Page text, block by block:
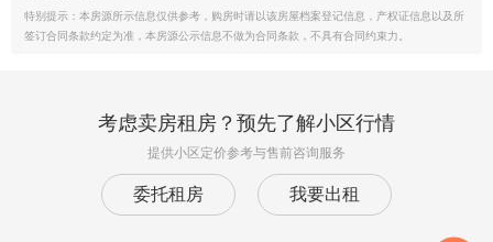
特别提示：本房源所示信息仅供参考，购房时请以该房屋档案登记信息，产权证信息以及所
签订合同条款约定为准，本房源公示信息不做为合同条款，不具有合同约束力。
考虑卖房租房？预先了解小区行情
提供小区定价参考与售前咨询服务
委托租房 我要出租